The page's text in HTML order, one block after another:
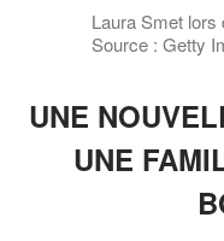
Laura Smet lors
Source : Getty
UNE
UNE